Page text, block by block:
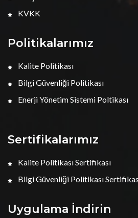
KVKK
Politikalarımız
Kalite Politikası
Bilgi Güvenliği Politikası
Enerji Yönetim Sistemi Poltikası
Sertifikalarımız
Kalite Politikası Sertifikası
Bilgi Güvenliği Politikası
Uygulama İndirin